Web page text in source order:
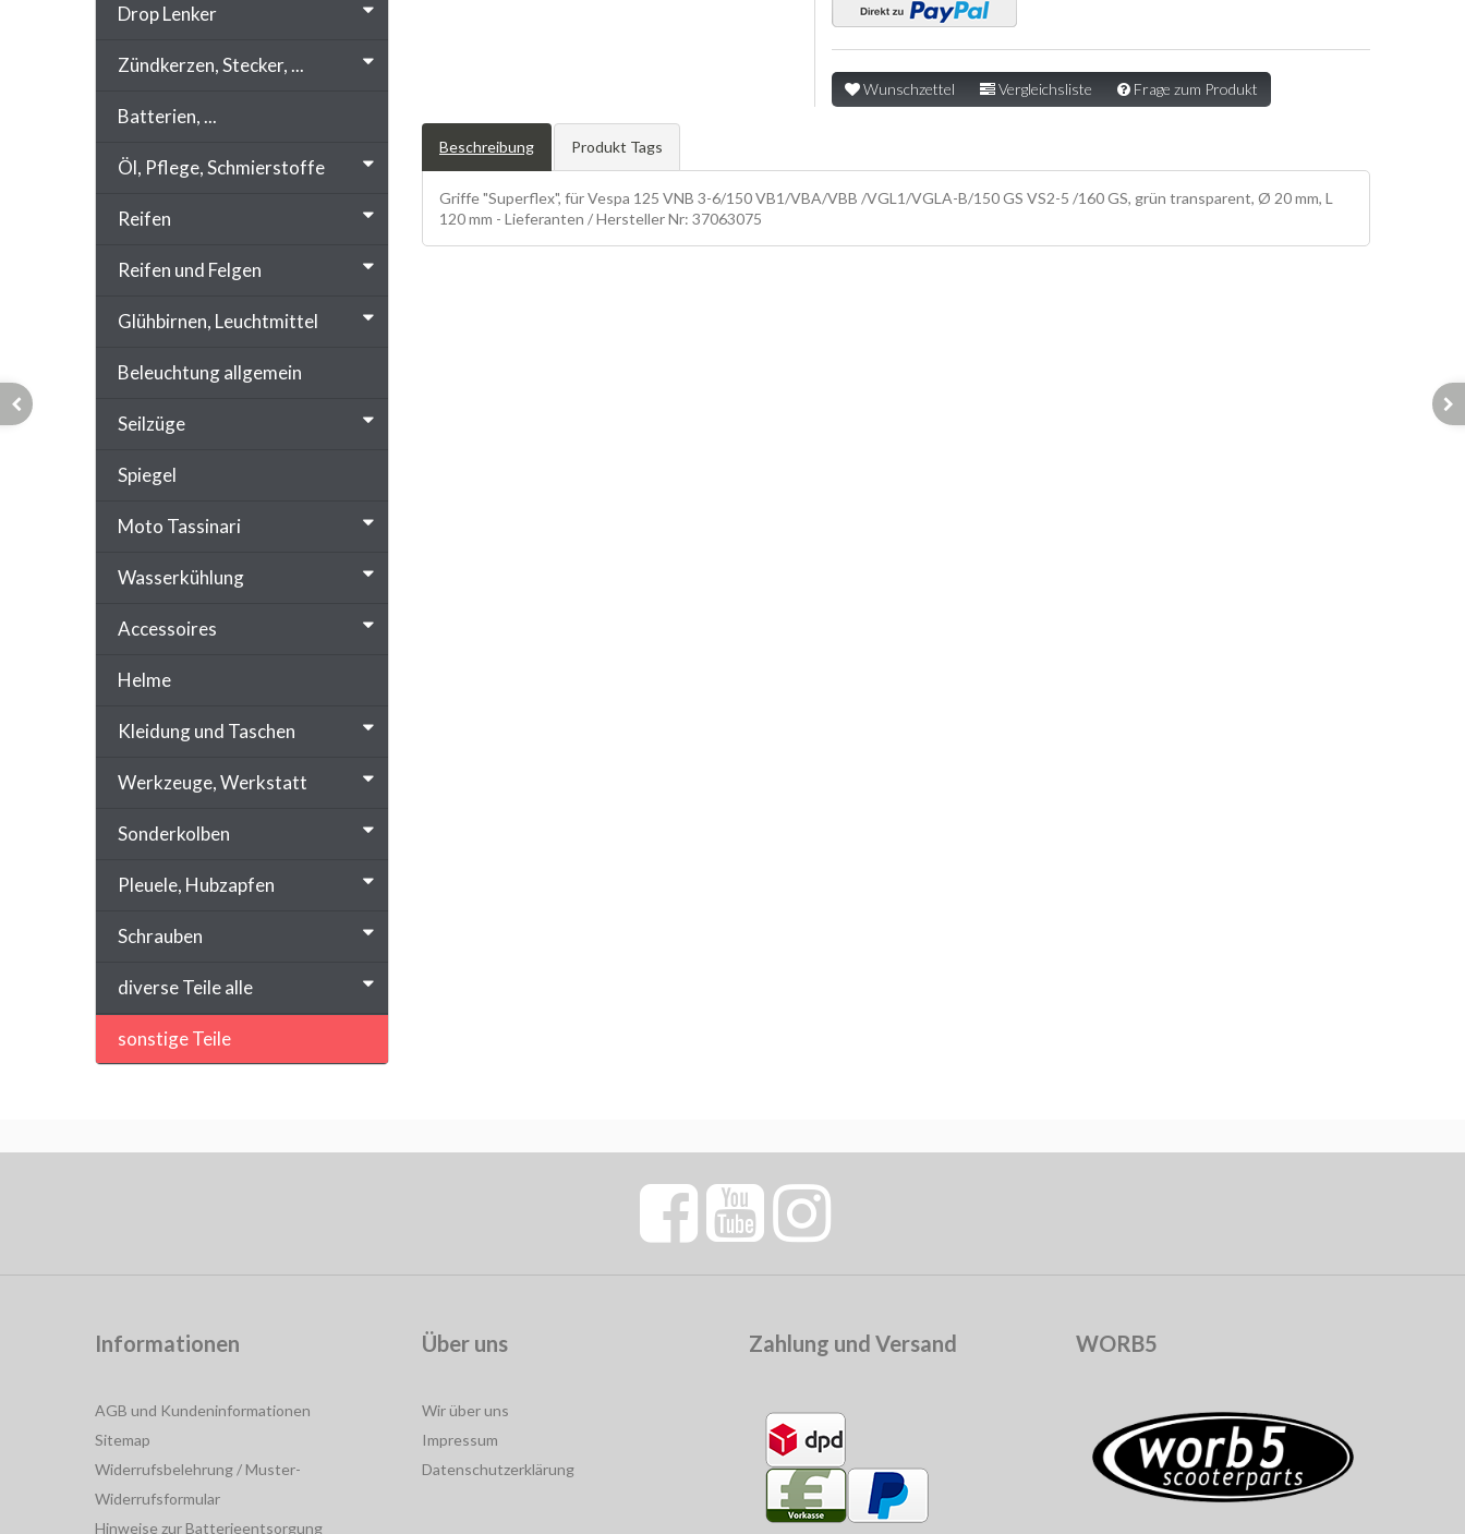
Wunschzettel Vergleichsliste Frage zum Produkt
Beschreibung Produkt Tags
Griffe "Superflex", für Vespa 125 VNB 3-6/150 VB1/VBA/VBB /VGL1/VGLA-B/150 GS VS2-5 /160 GS, grün transparent, Ø 20 mm, L
120 mm - Lieferanten / Hersteller Nr: 37063075
Drop Lenker
Zündkerzen, Stecker, ...
Batterien, ...
Öl, Pflege, Schmierstoffe
Reifen
Reifen und Felgen
Glühbirnen, Leuchtmittel
Beleuchtung allgemein
Seilzüge
Spiegel
Moto Tassinari
Wasserkühlung
Accessoires
Helme
Kleidung und Taschen
Werkzeuge, Werkstatt
Sonderkolben
Pleuele, Hubzapfen
Schrauben
diverse Teile alle
sonstige Teile
Informationen
AGB und Kundeninformationen
Sitemap
Widerrufsbelehrung / Muster-
Widerrufsformular
Hinweise zur Batterieentsorgung
Über uns
Wir über uns
Impressum
Datenschutzerklärung
Zahlung und Versand WORB5